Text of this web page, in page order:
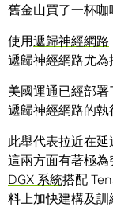
舊金山買了一杯咖
使用遞歸神經網路
遞歸神經網路尤為
美國運通已經部
遞歸神經網路的執
此舉代表拉近在
這兩方面有著極
DGX 系統搭配
料上加快建構及訓